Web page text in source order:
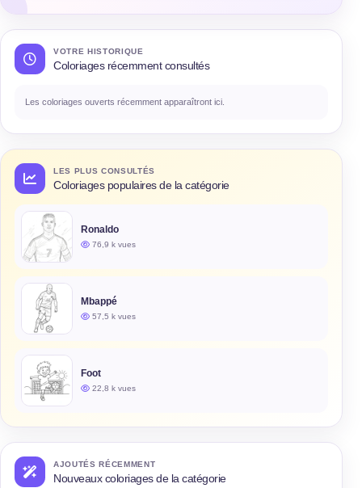
VOTRE HISTORIQUE
Coloriages récemment consultés
Les coloriages ouverts récemment apparaîtront ici.
LES PLUS CONSULTÉS
Coloriages populaires de la catégorie
Ronaldo
76,9 k vues
Mbappé
57,5 k vues
Foot
22,8 k vues
AJOUTÉS RÉCEMMENT
Nouveaux coloriages de la catégorie